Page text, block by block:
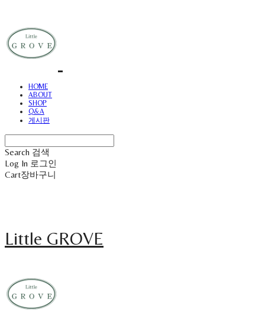
HOME
ABOUT
SHOP
Q&A
게시판
Search 검색
Log In 로그인
Cart장바구니
Little GROVE